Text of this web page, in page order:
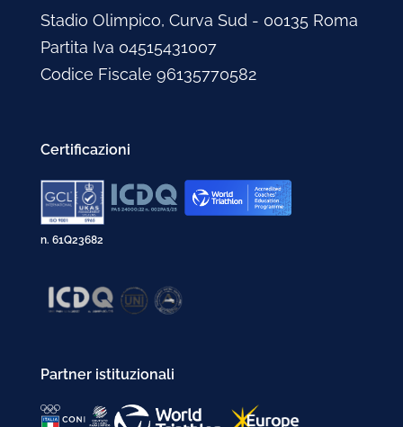
Stadio Olimpico, Curva Sud - 00135 Roma
Partita Iva 04515431007
Codice Fiscale 96135770582
Certificazioni
n. 61Q23682
Partner istituzionali